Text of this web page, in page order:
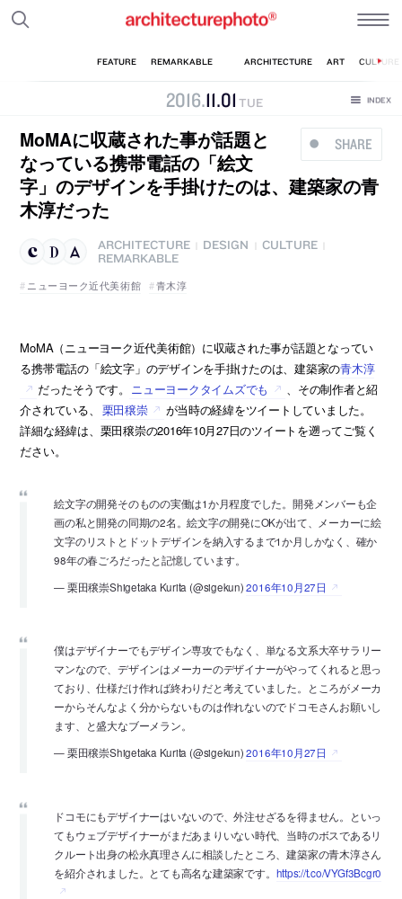
2016.11.01 TUE
SHARE
MoMAに収蔵された事が話題と
なっている携帯電話の「絵文
字」のデザインを手掛けたのは、建築家の青
木淳だった
ARCHITECTURE DESIGN CULTURE
REMARKABLE
ニューヨーク近代美術館
青木淳
MoMA（ニューヨーク近代美術館）に収蔵された事が話題となってい
る携帯電話の「絵文字」のデザインを手掛けたのは、建築家の青木淳
だったそうです。
ニューヨークタイムズでも
、その制作者と紹
介されている、
栗田穣崇
が当時の経緯をツイートしていました。
詳細な経緯は、栗田穣崇の2016年10月27日のツイートを遡ってご覧く
ださい。
絵文字の開発そのものの実働は1か月程度でした。開発メンバーも企
画の私と開発の同期の2名。絵文字の開発にOKが出て、メーカーに絵
文字のリストとドットデザインを納入するまで1か月しかなく、確か
98年の春ごろだったと記憶しています。
— 栗田穣崇Shigetaka Kurita (@sigekun)2016年10月27日
僕はデザイナーでもデザイン専攻でもなく、単なる文系大卒サラリー
マンなので、デザインはメーカーのデザイナーがやってくれると思っ
ており、仕様だけ作れば終わりだと考えていました。ところがメーカ
ーからそんなよく分からないものは作れないのでドコモさんお願いし
ます、と盛大なブーメラン。
— 栗田穣崇Shigetaka Kurita (@sigekun)2016年10月27日
ドコモにもデザイナーはいないので、外注せざるを得ません。といっ
てもウェブデザイナーがまだあまりいない時代、当時のボスであるリ
クルート出身の松永真理さんに相談したところ、建築家の青木淳さん
を紹介されました。とても高名な建築家です。 https://t.co/VYGf3Bcgr0